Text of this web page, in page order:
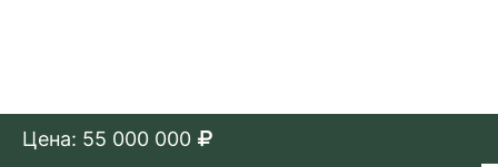
Цена: 55 000 000